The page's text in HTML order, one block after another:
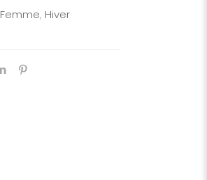
Femme, Hiver